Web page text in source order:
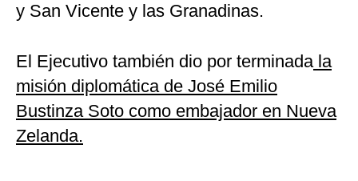
y San Vicente y las Granadinas.
El Ejecutivo también dio por terminadala
misión diplomática de José Emilio
Bustinza Soto como embajador en Nueva
Zelanda.